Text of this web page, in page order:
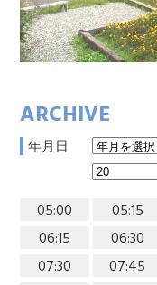
ARCHIVE
年月日
05:00 05:15
06:15
06:30
07:30
07:45